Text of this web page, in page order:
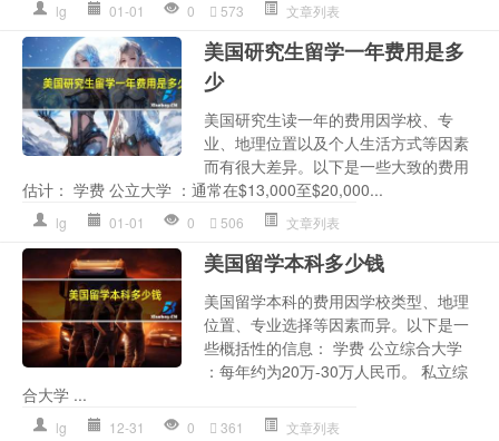
lg 01-01 0 573 文章列表
美国研究生留学一年费用是多
少
美国研究生读一年的费用因学校、专
业、地理位置以及个人生活方式等因素
而有很大差异。以下是一些大致的费用
估计： 学费 公立大学 ：通常在$13,000至$20,000...
lg 01-01 0 506 文章列表
美国留学本科多少钱
美国留学本科的费用因学校类型、地理
位置、专业选择等因素而异。以下是一
些概括性的信息： 学费 公立综合大学
：每年约为20万-30万人民币。 私立综
合大学 ...
lg 12-31 0 361 文章列表